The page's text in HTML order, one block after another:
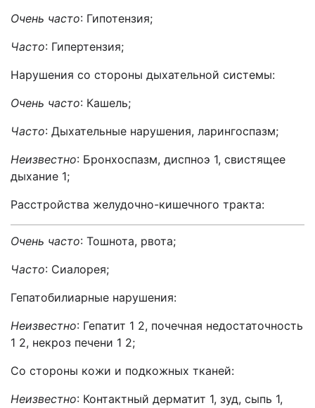
Очень часто: Гипотензия;
Часто: Гипертензия;
Нарушения со стороны дыхательной системы:
Очень часто: Кашель;
Часто: Дыхательные нарушения, ларингоспазм;
Неизвестно: Бронхоспазм, диспноэ 1, свистящее
дыхание 1;
Расстройства желудочно-кишечного тракта:
Очень часто: Тошнота, рвота;
Часто: Сиалорея;
Гепатобилиарные нарушения:
Неизвестно: Гепатит 1 2, почечная недостаточность
1 2, некроз печени 1 2;
Со стороны кожи и подкожных тканей:
Неизвестно: Контактный дерматит 1, зуд, сыпь 1,